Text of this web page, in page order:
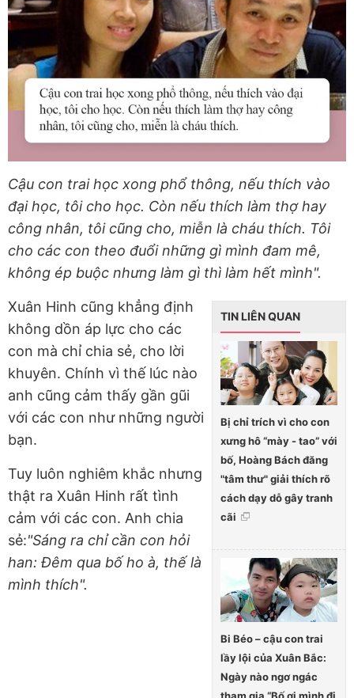
Cậu con trai học xong phổ thông, nếu thích vào
đại học, tôi cho học. Còn nếu thích làm thợ hay
công nhân, tôi cũng cho, miễn là cháu thích. Tôi
cho các con theo đuổi những gì mình đam mê,
không ép buộc nhưng làm gì thì làm hết mình".
TIN LIÊN QUAN
Bị chỉ trích vì cho con
xưng hô “mày - tao” với
bố, Hoàng Bách đăng
"tâm thư" giải thích rõ
cách dạy dỗ gây tranh
cãi
Bi Béo – cậu con trai
lầy lội của Xuân Bắc:
Ngày nào ngơ ngác
Xuân Hinh cũng khẳng định
không dồn áp lực cho các
con mà chỉ chia sẻ, cho lời
khuyên. Chính vì thế lúc nào
anh cũng cảm thấy gần gũi
với các con như những người
bạn.
Tuy luôn nghiêm khắc nhưng
thật ra Xuân Hinh rất tình
cảm với các con. Anh chia
sẻ:"Sáng ra chỉ cần con hỏi
han: Đêm qua bố ho à, thế là
mình thích".